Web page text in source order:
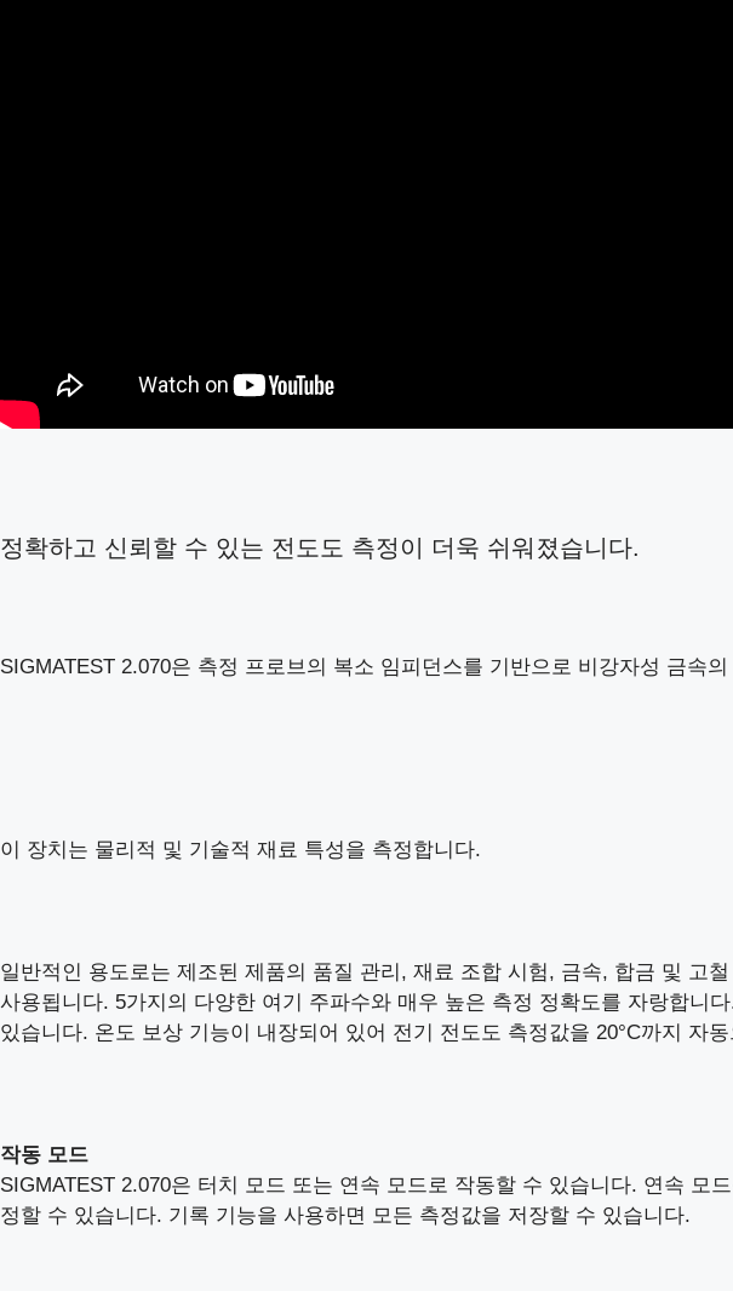
정확하고 신뢰할 수 있는 전도도 측정이 더욱 쉬워졌습니다.
SIGMATEST 2.070은 측정 프로브의 복소 임피던스를 기반으로 비강자성 금속
이 장치는 물리적 및 기술적 재료 특성을 측정합니다.
일반적인 용도로는 제조된 제품의 품질 관리, 재료 조합 ​​시험, 금속, 합금 및 고
사용됩니다. 5가지의 다양한 여기 주파수와 매우 높은 측정 정확도를 자랑합니
있습니다. 온도 보상 기능이 내장되어 있어 전기 전도도 측정값을 20°C까지 자
작동 모드
SIGMATEST 2.070은 터치 모드 또는 연속 모드로 작동할 수 있습니다. 연속
정할 수 있습니다. 기록 기능을 사용하면 모든 측정값을 저장할 수 있습니다.